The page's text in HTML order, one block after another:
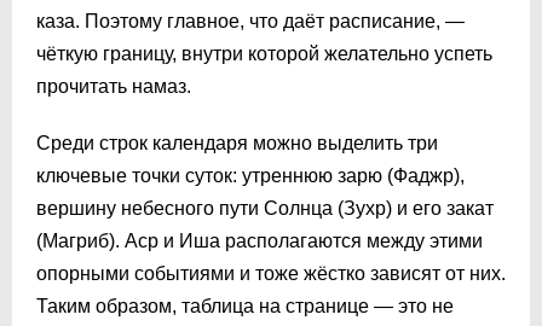
казa. Поэтому главное, что даёт расписание, —
чёткую границу, внутри которой желательно успеть
прочитать намаз.
Среди строк календаря можно выделить три
ключевые точки суток: утреннюю зарю (Фаджр),
вершину небесного пути Солнца (Зухр) и его закат
(Магриб). Аср и Иша располагаются между этими
опорными событиями и тоже жёстко зависят от них.
Таким образом, таблица на странице — это не